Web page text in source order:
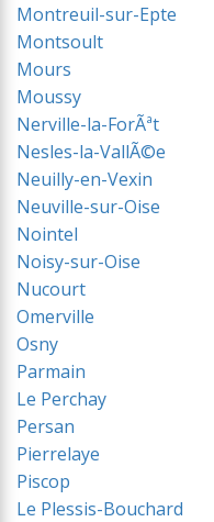
Montreuil-sur-Epte
Montsoult
Mours
Moussy
Nerville-la-ForÃªt
Nesles-la-VallÃ©e
Neuilly-en-Vexin
Neuville-sur-Oise
Nointel
Noisy-sur-Oise
Nucourt
Omerville
Osny
Parmain
Le Perchay
Persan
Pierrelaye
Piscop
Le Plessis-Bouchard